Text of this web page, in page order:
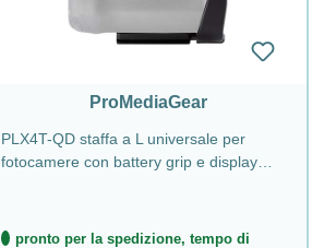
ProMediaGear
PLX4T-QD staffa a L universale per
fotocamere con battery grip e display
pronto per la spedizione, tempo di